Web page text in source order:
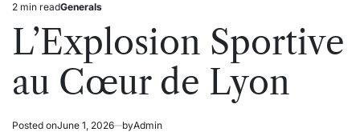
Estimated
read
2 min readPosted
in
Generals
L’Explosion Sportive
au Cœur de Lyon
Posted onJune 1, 2026 byAdmin